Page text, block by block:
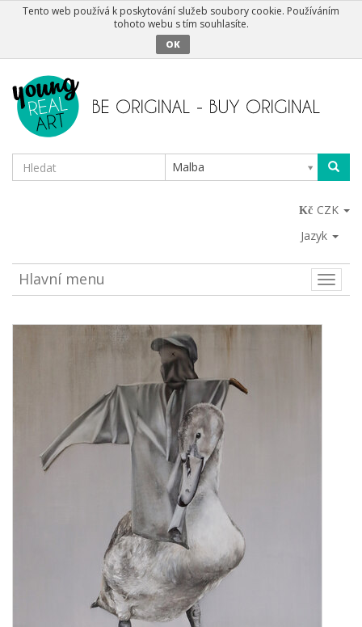
Tento web používá k poskytování služeb soubory cookie. Používáním
tohoto webu s tím souhlasíte.
OK
Malba
CZK
Jazyk
Toggle
Hlavní menu